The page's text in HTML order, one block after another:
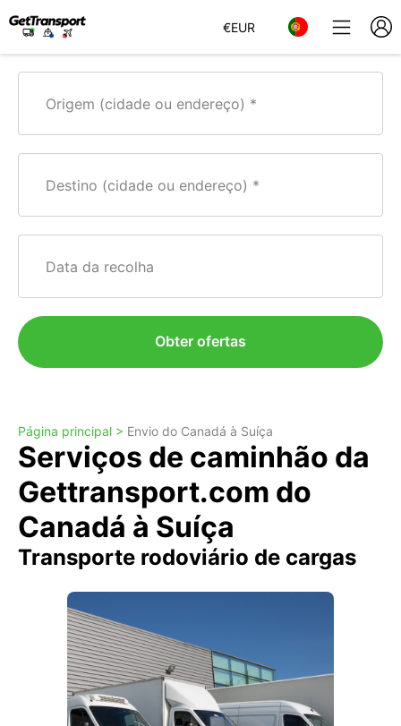
€EUR
Origem (cidade ou endereço)
Destino (cidade ou endereço)
Data da recolha
Obter ofertas
Página principal > Envio do Canadá à Suíça
Serviços de caminhão da
Gettransport.com do
Canadá à Suíça
Transporte rodoviário de cargas